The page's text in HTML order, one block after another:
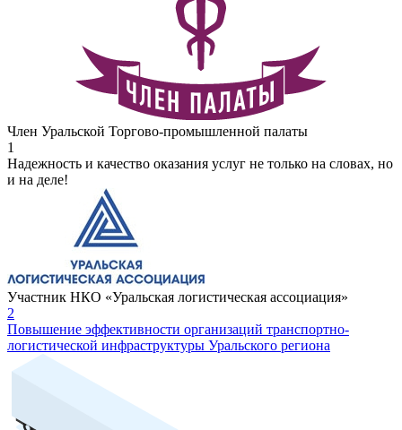
Член Уральской Торгово-промышленной палаты
1
Надежность и качество оказания услуг не только на словах, но
и на деле!
Участник НКО «Уральская логистическая ассоциация»
2
Повышение эффективности организаций транспортно-
логистической инфраструктуры Уральского региона